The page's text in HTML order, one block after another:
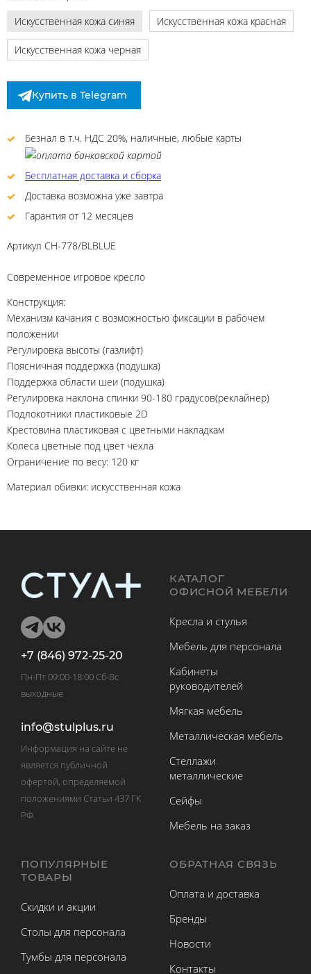
Искусственная кожа синяя
Искусственная кожа красная
Искусственная кожа черная
Купить в Telegram
Безнал в т.ч. НДС 20%, наличные, любые карты
Бесплатная доставка и сборка
Доставка возможна уже завтра
Гарантия от 12 месяцев
Артикул CH-778/BLBLUE
Современное игровое кресло
Конструкция:
Механизм качания с возможностью фиксации в рабочем
положении
Регулировка высоты (газлифт)
Поясничная поддержка (подушка)
Поддержка области шеи (подушка)
Регулировка наклона спинки 90-180 градусов(реклайнер)
Подлокотники пластиковые 2D
Крестовина пластиковая с цветными накладкам
Колеса цветные под цвет чехла
Ограничение по весу: 120 кг
Материал обивки: искусственная кожа
+7 (846) 972-25-20
Пн-Пт 09:00-18:00 Сб-Вс
выходные
info@stulplus.ru
Информация на сайте не
является публичной
офертой, определяемой
положениями Статьи 437 ГК
РФ.
КАТАЛОГ
ОФИСНОЙ МЕБЕЛИ
Кресла и стулья
Мебель для персонала
Кабинеты
руководителей
Мягкая мебель
Металлическая мебель
Стеллажи
металлические
Сейфы
Мебель на заказ
ПОПУЛЯРНЫЕ
ТОВАРЫ
Скидки и акции
Столы для персонала
Тумбы для персонала
ОБРАТНАЯ СВЯЗЬ
Оплата и доставка
Бренды
Новости
Контакты